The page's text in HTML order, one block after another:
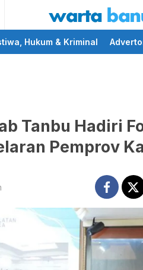
wartabanua.com
memberikan informasi
yang cerdas dan
Hukum & Kriminal
Tanbu Hadiri
Pemprov